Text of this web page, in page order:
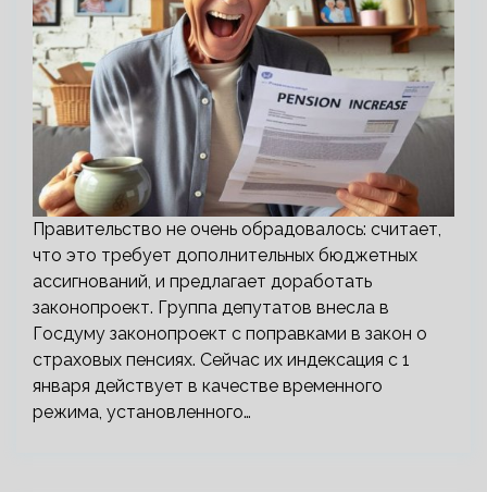
Правительство не очень обрадовалось: считает,
что это требует дополнительных бюджетных
ассигнований, и предлагает доработать
законопроект. Группа депутатов внесла в
Госдуму законопроект с поправками в закон о
страховых пенсиях. Сейчас их индексация с 1
января действует в качестве временного
режима, установленного…